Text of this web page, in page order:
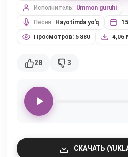
Исполнитель: Ummon guruhi
Песня: Hayotimda yo'q
Просмотров: 5 880 4,06
28 3
СКАЧАТЬ